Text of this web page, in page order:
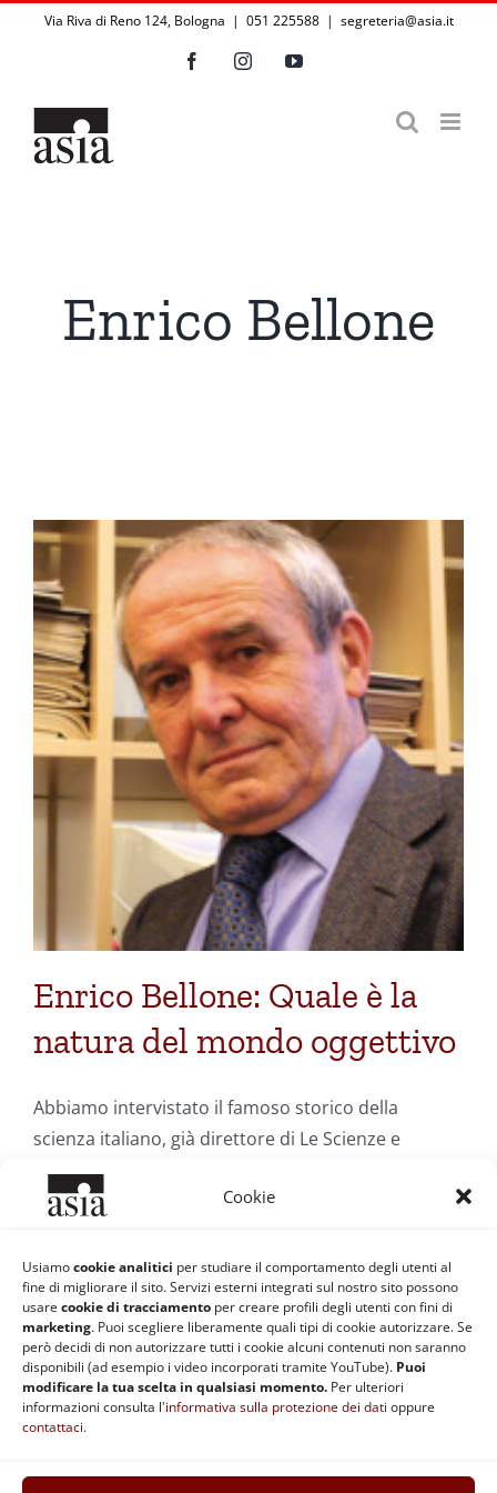
Cookie
Usiamocookie analitici per studiare il comportamento degli utenti al
fine di migliorare il sito. Servizi esterni integrati sul nostro sito possono
usare cookie di tracciamento per creare profili degli utenti con fini di
marketing. Puoi scegliere liberamente quali tipi di cookie autorizzare. Se
però decidi di non autorizzare tutti i cookie alcuni contenuti non saranno
disponibili (ad esempio i video incorporati tramite YouTube). Puoi
modificare la tua scelta in qualsiasi momento. Per ulteriori
informazioni consulta l'informativa sulla protezione dei dati oppure
contattaci.
Via Riva di Reno 124, Bologna | 051 225588 | segreteria@asia.it
FacebookInstagramYouTube
Enrico Bellone
Enrico Bellone: Quale è la
natura del mondo oggettivo
Abbiamo intervistato il famoso storico della
scienza italiano, già direttore di Le Scienze e
Mente&Cervello
Scienza | Tag:cervello,Darwin,Enrico Bellone,oggettività,ricerca
scientifica
Continua a leggere